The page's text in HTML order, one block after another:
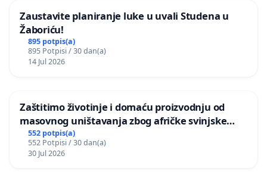
Zaustavite planiranje luke u uvali Studena u
Žaboriću!
895 potpis(a)
895 Potpisi / 30 dan(a)
14 Jul 2026
Zaštitimo životinje i domaću proizvodnju od
masovnog uništavanja zbog afričke svinjske
kuge
552 potpis(a)
552 Potpisi / 30 dan(a)
30 Jul 2026